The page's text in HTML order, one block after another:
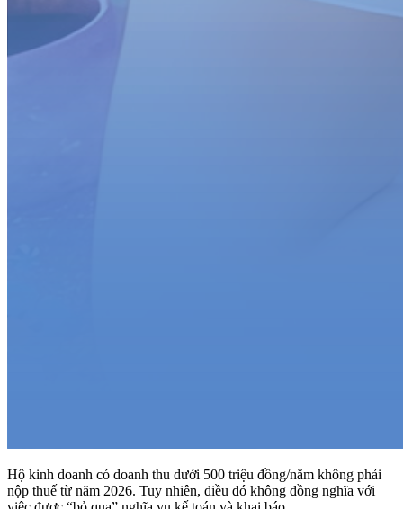
Hộ kinh doanh có doanh thu dưới 500 triệu đồng/năm không phải
nộp thuế từ năm 2026. Tuy nhiên, điều đó không đồng nghĩa với